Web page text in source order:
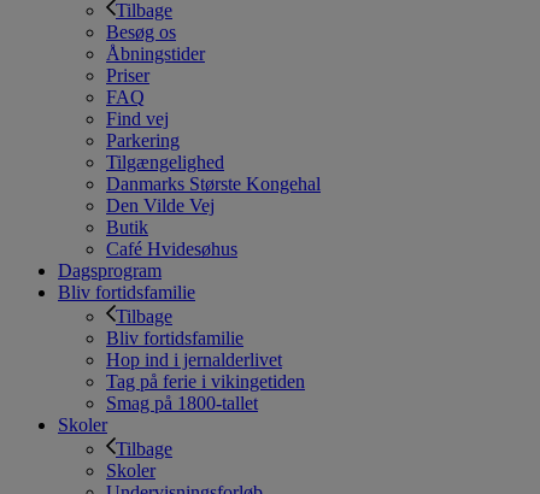
Tilbage
Besøg os
Åbningstider
Priser
FAQ
Find vej
Parkering
Tilgængelighed
Danmarks Største Kongehal
Den Vilde Vej
Butik
Café Hvidesøhus
Dagsprogram
Bliv fortidsfamilie
Tilbage
Bliv fortidsfamilie
Hop ind i jernalderlivet
Tag på ferie i vikingetiden
Smag på 1800-tallet
Skoler
Tilbage
Skoler